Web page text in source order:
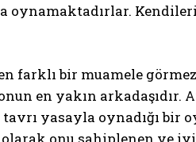
oynamaktadırlar.
farklı bir muamele
en yakın arkadaşıdır.
yasayla oynadığı bir